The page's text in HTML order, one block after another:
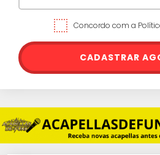
Concordo com a
CADASTRAR